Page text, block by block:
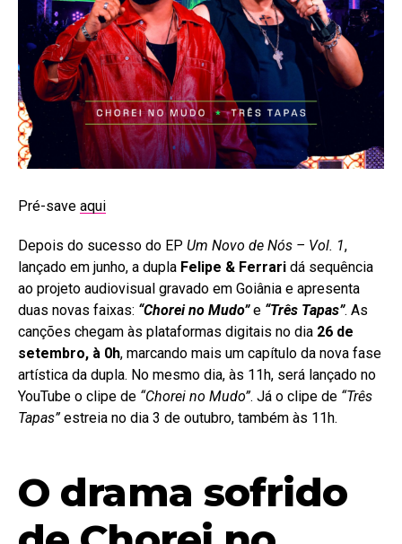
Pré-save aqui
Depois do sucesso do EP Um Novo de Nós – Vol. 1,
lançado em junho, a dupla Felipe & Ferrari dá sequência
ao projeto audiovisual gravado em Goiânia e apresenta
duas novas faixas: “Chorei no Mudo”e “Três Tapas”. As
canções chegam às plataformas digitais no dia 26 de
setembro, à 0h, marcando mais um capítulo da nova fase
artística da dupla. No mesmo dia, às 11h, será lançado no
YouTube o clipe de “Chorei no Mudo”. Já o clipe de “Três
Tapas”estreia no dia 3 de outubro, também às 11h.
O drama sofrido